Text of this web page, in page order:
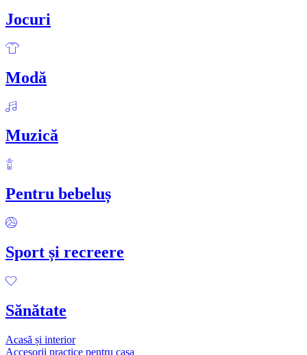
Jocuri
Modă
Muzică
Pentru bebeluș
Sport și recreere
Sănătate
Acasă și interior
Accesorii practice pentru casa